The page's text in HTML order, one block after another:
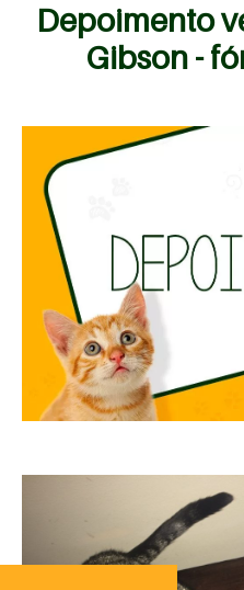
Depoimento
Gibson -